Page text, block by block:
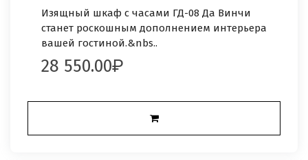
Изящный шкаф с часами ГД-08 Да Винчи
станет роскошным дополнением интерьера
вашей гостиной.&nbs..
28 550.00